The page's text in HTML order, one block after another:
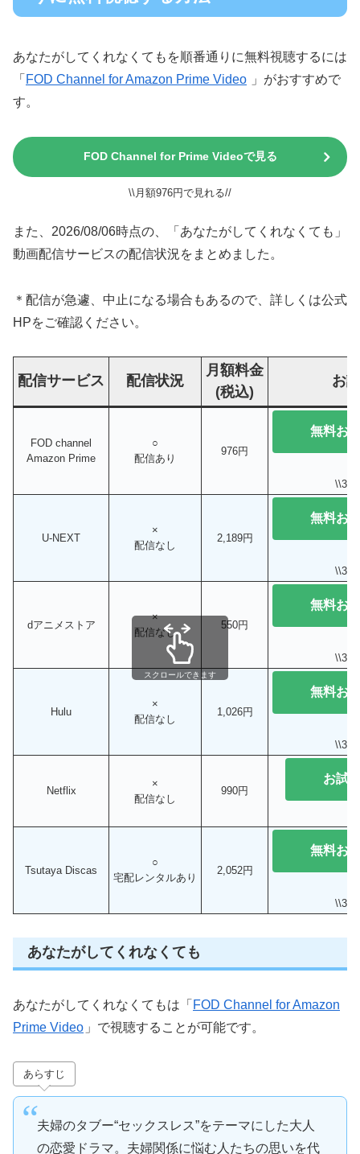
あなたがしてくれなくてもを順番通りに無料視聴するには
「 FOD Channel for Amazon Prime Video
」がおすすめで
す。
FOD Channel for Prime Videoで見る
\\月額976円で見れる//
また、2026/08/06時点の、「あなたがしてくれなくても」
動画配信サービスの配信状況をまとめました。
＊配信が急遽、中止になる場合もあるので、詳しくは公式
HPをご確認ください。
配信サービス 配信状況
月額料金
(税込)
お
FOD channel
Amazon Prime
○
配信あり
976円
無料お
\\30
U-NEXT
×
配信なし
2,189円
無料お
\\31
dアニメストア
×
配信なし
550円
無料お
\\31
Hulu
×
配信なし
1,026円
無料お
\\31
Netflix
×
配信なし
990円
お試
Tsutaya Discas
○
宅配レンタルあり
2,052円
無料お
\\30
スクロールできます
あなたがしてくれなくても
あなたがしてくれなくてもは「 FOD Channel for Amazon
Prime Video 」で視聴することが可能です。
あらすじ
夫婦のタブー“セックスレス”をテーマにした大人
の恋愛ドラマ。夫婦関係に悩む人たちの思いを代